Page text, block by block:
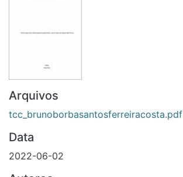
Arquivos
tcc_brunoborbasantosferreiracosta.pdf
Data
2022-06-02